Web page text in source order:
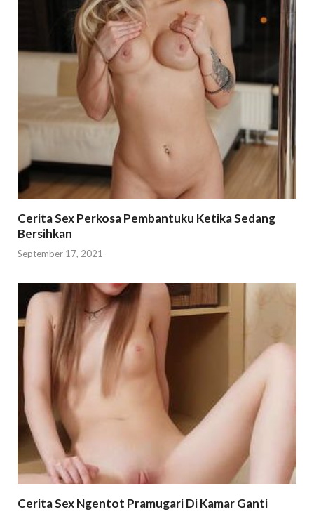
Cerita Sex Perkosa Pembantuku Ketika Sedang
Bersihkan
September 17, 2021
Cerita Sex Ngentot Pramugari Di Kamar Ganti